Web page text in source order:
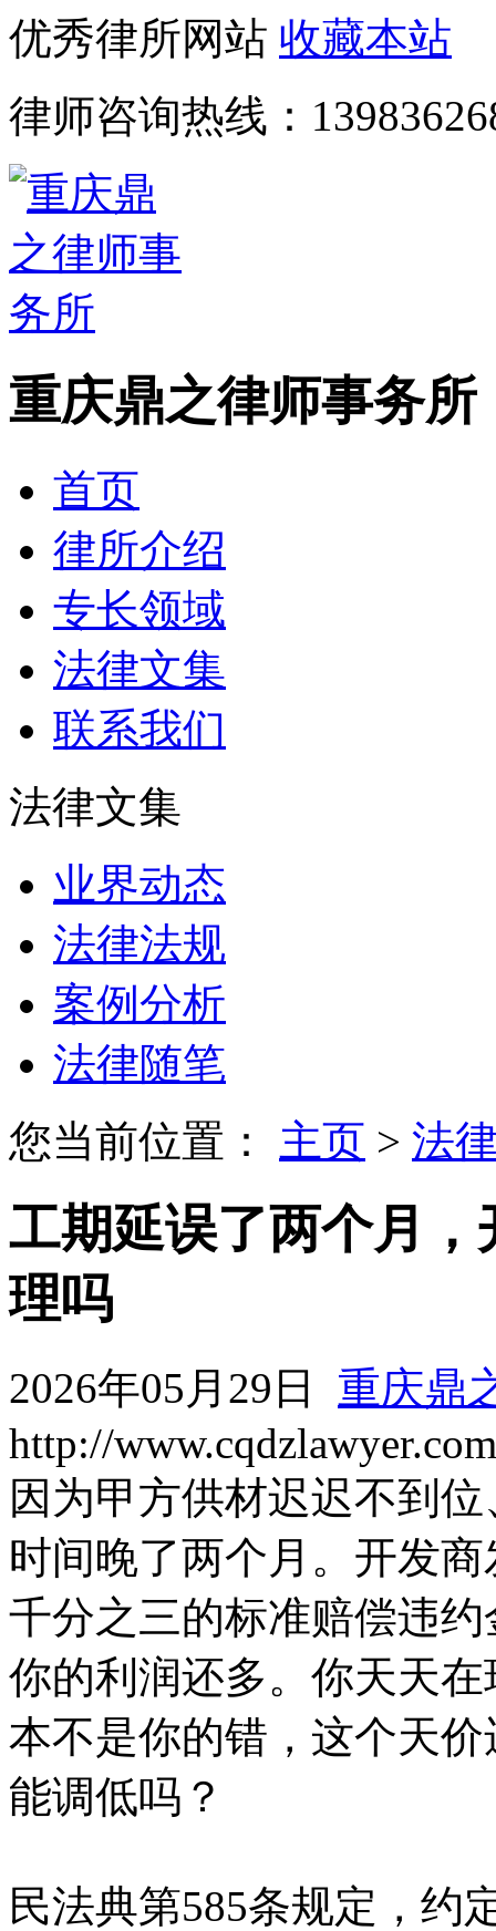
优秀律所网站 收藏本站
律师咨询热线：
重庆鼎之律师事务所
首页
律所介绍
专长领域
法律文集
联系我们
法律文集
业界动态
法律法规
案例分析
法律随笔
您当前位置： 主页 > 法
工期延误了两个月
理吗
2026年05月29日 重庆鼎
http://www.cqdzlawyer.com
因为甲方供材迟迟不到
时间晚了两个月。开发
千分之三的标准赔偿违
你的利润还多。你天天
本不是你的错，这个天
能调低吗？
民法典第585条规定，约